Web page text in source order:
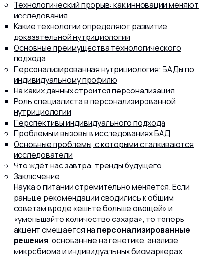
8 (800) 302-77-51ПЕРЕЗВОНИТЬ ВАМ?
Технологический прорыв: как инновации меняют
исследования
Какие технологии определяют развитие
доказательной нутрициологии
Основные преимущества технологического
подхода
Персонализированная нутрициология: БАДы по
индивидуальному профилю
На каких данных строится персонализация
Роль специалиста в персонализированной
нутрициологии
Перспективы индивидуального подхода
Проблемы и вызовы в исследованиях БАД
Основные проблемы, с которыми сталкиваются
исследователи
Что ждёт нас завтра: тренды будущего
Заключение
Наука о питании стремительно меняется. Если
раньше рекомендации сводились к общим
советам вроде «ешьте больше овощей» и
«уменьшайте количество сахара», то теперь
акцент смещается на персонализированные
решения, основанные на генетике, анализе
микробиома и индивидуальных биомаркерах.